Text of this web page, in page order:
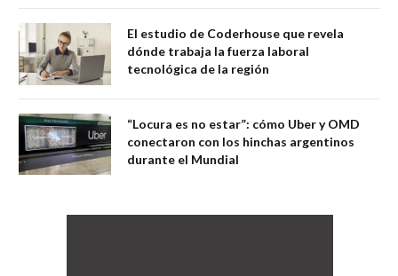
El estudio de Coderhouse que revela
dónde trabaja la fuerza laboral
tecnológica de la región
“Locura es no estar”: cómo Uber y OMD
conectaron con los hinchas argentinos
durante el Mundial